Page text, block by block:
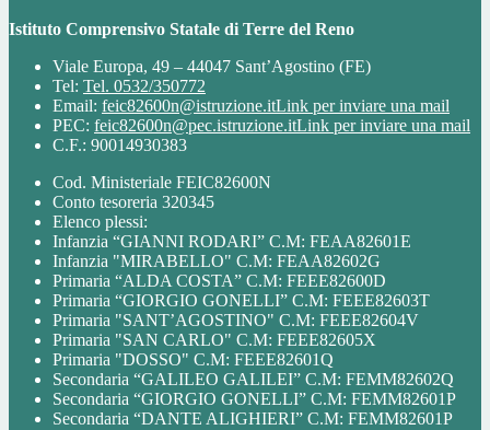
Istituto Comprensivo Statale di Terre del Reno
Viale Europa, 49 – 44047 Sant’Agostino (FE)
Tel: Tel. 0532/350772
Email: feic82600n@istruzione.itLink per inviare una mail
PEC: feic82600n@pec.istruzione.itLink per inviare una mail
C.F.: 90014930383
Cod. Ministeriale FEIC82600N
Conto tesoreria 320345
Elenco plessi:
Infanzia “GIANNI RODARI” C.M: FEAA82601E
Infanzia "MIRABELLO" C.M: FEAA82602G
Primaria “ALDA COSTA” C.M: FEEE82600D
Primaria “GIORGIO GONELLI” C.M: FEEE82603T
Primaria "SANT’AGOSTINO" C.M: FEEE82604V
Primaria "SAN CARLO" C.M: FEEE82605X
Primaria "DOSSO" C.M: FEEE82601Q
Secondaria “GALILEO GALILEI” C.M: FEMM82602Q
Secondaria “GIORGIO GONELLI” C.M: FEMM82601P
Secondaria “DANTE ALIGHIERI” C.M: FEMM82601P